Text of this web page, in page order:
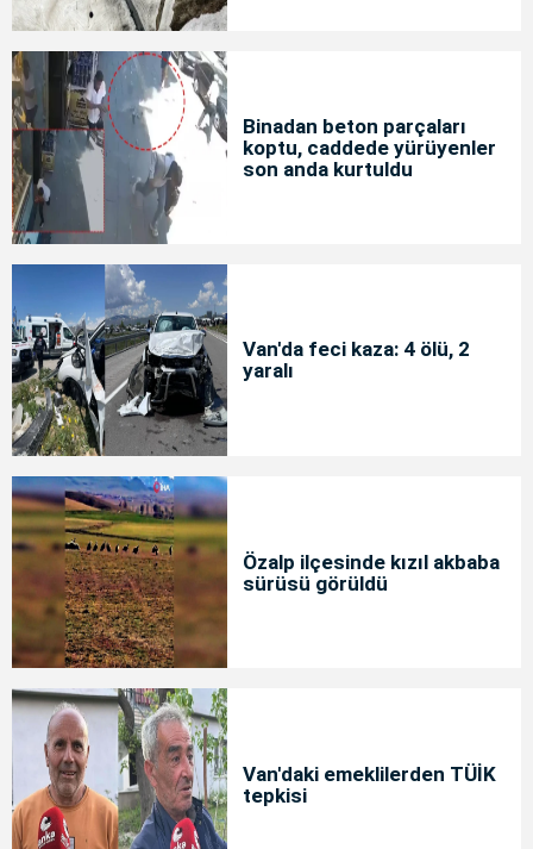
Binadan beton parçaları
koptu, caddede yürüyenler
son anda kurtuldu
Van'da feci kaza: 4 ölü, 2
yaralı
Özalp ilçesinde kızıl akbaba
sürüsü görüldü
Van'daki emeklilerden TÜİK
tepkisi